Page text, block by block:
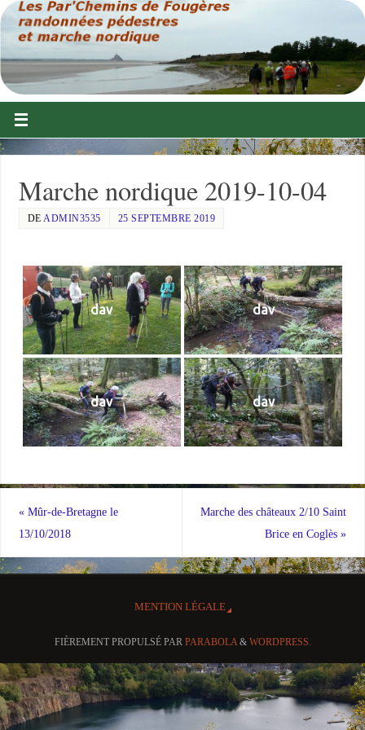
Marche nordique 2019-10-04
DEADMIN3535 25 SEPTEMBRE 2019
dav dav
dav dav
«Mûr-de-Bretagne le
13/10/2018
Marche des châteaux 2/10 Saint
Brice en Coglès»
MENTION LÉGALE
FIÈREMENT PROPULSÉ PAR PARABOLA& WORDPRESS.